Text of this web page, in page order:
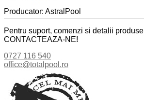
Producator: AstralPool
Pentru suport, comenzi si detalii produse
CONTACTEAZA-NE!
0727 116 540
office@totalpool.ro